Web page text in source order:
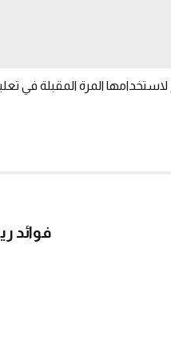
المرة المقبلة في
فوائد